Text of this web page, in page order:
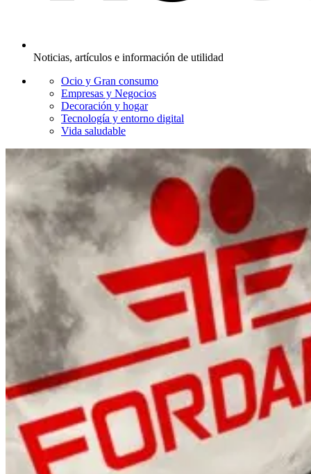
Noticias, artículos e información de utilidad
Ocio y Gran consumo
Empresas y Negocios
Decoración y hogar
Tecnología y entorno digital
Vida saludable